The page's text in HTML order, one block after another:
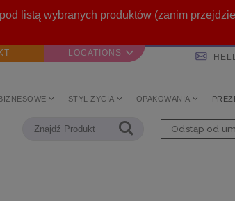
listą wybranych produktów (zanim
LOCATIONS
STYL ŻYCIA OPAKOWANIA
Odstąp od